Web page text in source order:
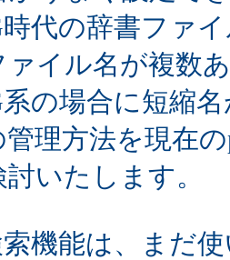
時代の辞書ファ
ァイル名が複数
系の場合に短縮
管理方法を現在
いたします。
索機能は、まだ